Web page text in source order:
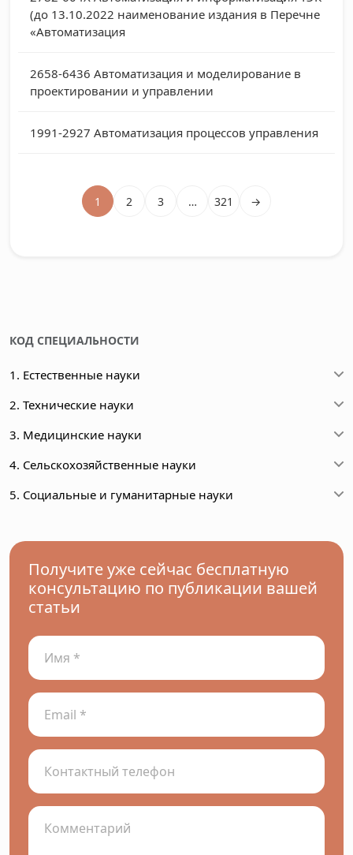
(до 13.10.2022 наименование издания в Перечне
«Автоматизация
2658-6436 Автоматизация и моделирование в
проектировании и управлении
1991-2927 Автоматизация процессов управления
1 2 3 … 321 →
КОД СПЕЦИАЛЬНОСТИ
1. Естественные науки
2. Технические науки
3. Медицинские науки
4. Сельскохозяйственные науки
5. Социальные и гуманитарные науки
Получите уже сейчас бесплатную
консультацию по публикации вашей
статьи